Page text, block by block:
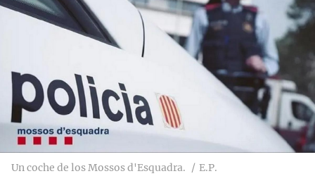
Un coche de los Mossos d'Esquadra. E.P.